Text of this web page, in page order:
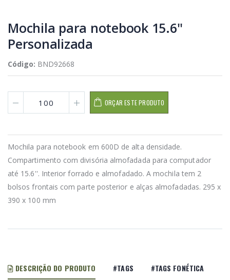
Mochila para notebook 15.6''
Personalizada
Código: BND92668
ORÇAR ESTE PRODUTO
Mochila para notebook em 600D de alta densidade.
Compartimento com divisória almofadada para computador
até 15.6''. Interior forrado e almofadado. A mochila tem 2
bolsos frontais com parte posterior e alças almofadadas. 295 x
390 x 100 mm
DESCRIÇÃO DO PRODUTO #TAGS
#TAGS FONÉTICA